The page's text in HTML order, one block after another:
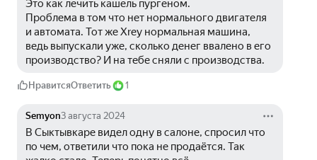
Это как лечить кашель пургеном.
Проблема в том что нет нормального двигателя
и автомата. Тот же Xrey нормальная машина,
ведь выпускали уже, сколько денег ввалено в его
производство? И на тебе сняли с производства.
НравитсяОтветить 1
Semyon3 августа 2024
В Сыктывкаре видел одну в салоне, спросил что
по чем, ответили что пока не продаётся. Так